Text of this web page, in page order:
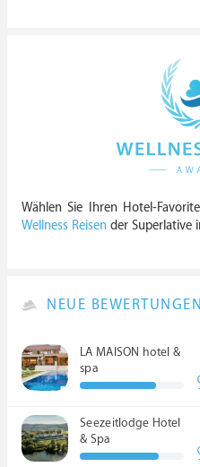
Wählen Sie Ihren Hotel-
Wellness Reisen der Superlative
NEUE BEWERTUNGEN
LA MAISON hotel &
spa
Seezeitlodge Hotel
& Spa